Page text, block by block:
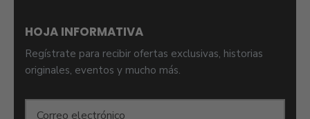
HOJA INFORMATIVA
Regístrate para recibir ofertas exclusivas, historias
originales, eventos y mucho más.